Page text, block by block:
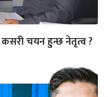
चयन हुन्छ नेतृत्व ?